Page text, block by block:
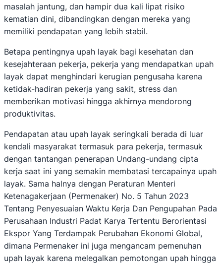
masalah jantung, dan hampir dua kali lipat risiko
kematian dini, dibandingkan dengan mereka yang
memiliki pendapatan yang lebih stabil.
Betapa pentingnya upah layak bagi kesehatan dan
kesejahteraan pekerja, pekerja yang mendapatkan upah
layak dapat menghindari kerugian pengusaha karena
ketidak-hadiran pekerja yang sakit, stress dan
memberikan motivasi hingga akhirnya mendorong
produktivitas.
Pendapatan atau upah layak seringkali berada di luar
kendali masyarakat termasuk para pekerja, termasuk
dengan tantangan penerapan Undang-undang cipta
kerja saat ini yang semakin membatasi tercapainya upah
layak. Sama halnya dengan Peraturan Menteri
Ketenagakerjaan (Permenaker) No. 5 Tahun 2023
Tentang Penyesuaian Waktu Kerja Dan Pengupahan Pada
Perusahaan Industri Padat Karya Tertentu Berorientasi
Ekspor Yang Terdampak Perubahan Ekonomi Global,
dimana Permenaker ini juga mengancam pemenuhan
upah layak karena melegalkan pemotongan upah hingga